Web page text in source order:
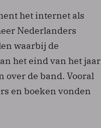
het internet als
Nederlanders
waarbij de
het eind van het jaar
over de band. Vooral
en boeken vonden